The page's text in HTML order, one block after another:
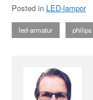
Posted in LED-lampor
led-armatur philips